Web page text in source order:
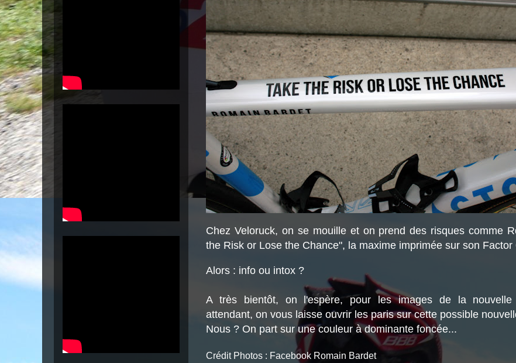
Chez Veloruck, on se mouille et on prend des risques comme
the Risk or Lose the Chance", la maxime imprimée sur son Factor
Alors : info ou intox ?
A très bientôt, on l'espère, pour les images de la nouvelle
attendant, on vous laisse ouvrir les paris sur cette possible
Nous ? On part sur une couleur à dominante foncée...
Crédit Photos : Facebook Romain Bardet